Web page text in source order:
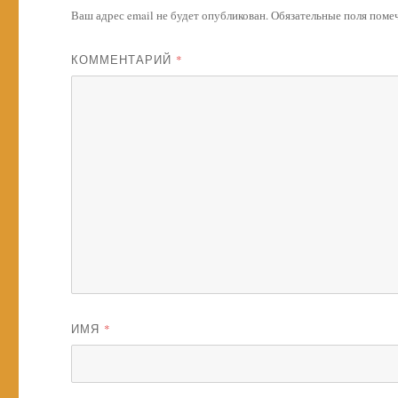
Ваш адрес email не будет опубликован.Обязательные поля
КОММЕНТАРИЙ *
ИМЯ *